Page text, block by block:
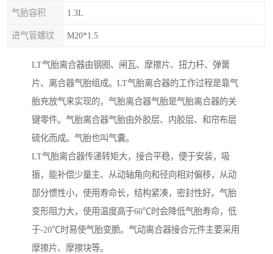
气胎容积 1.3L
进气管螺纹 M20*1.5
LT气胎离合器由钢圈、闸瓦、摩擦片、扭力杆、弹簧
片、离合器气胎组成。LT气胎离合器的工作过程是靠气
胎充放气来实现的，气胎离合器气胎是气胎离合器的关
键零件。气胎离合器气胎由外胶层、内胶层、和帘布层
硫化而成。气胎也叫气囊。
LT气胎离合器传递转矩大，接合平稳，便于安装，吸
振，能补偿少量主、从动轴角向和径向相对偏移，从动
部分惯性小，使用寿命长，结构紧凑，密封性好。气胎
变形阻力大，使用温度高于60℃时会降低气胎寿命，低
于-20℃时易使气胎变脆。气动离合器接合元件主要采用
摩擦片、摩擦块等。